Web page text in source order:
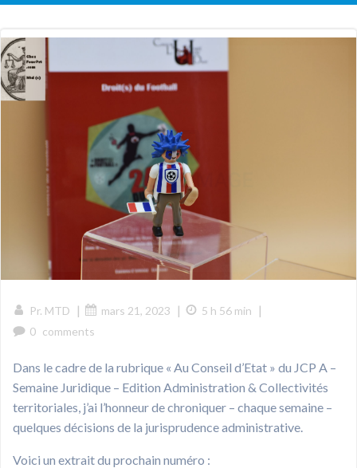
Pr. MTD | mars 21, 2023 | 5 h 56 min |
0 comments
Dans le cadre de la rubrique « Au Conseil d’Etat » du JCP A –
Semaine Juridique – Edition Administration & Collectivités
territoriales, j’ai l’honneur de chroniquer – chaque semaine –
quelques décisions de la jurisprudence administrative.
Voici un extrait du prochain numéro :